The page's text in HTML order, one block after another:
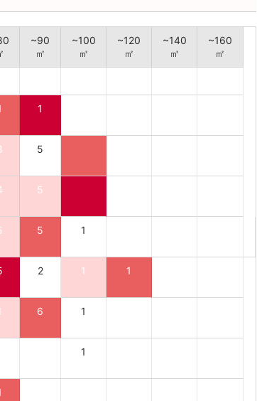
~90
㎡
~100
㎡
~120
㎡
~140
㎡
~160
㎡
1
5
5
5 1
2 1 1
6 1
1